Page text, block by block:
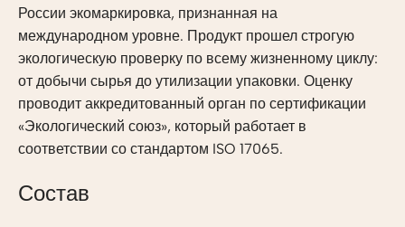
России экомаркировка, признанная на
международном уровне. Продукт прошел строгую
экологическую проверку по всему жизненному циклу:
от добычи сырья до утилизации упаковки. Оценку
проводит аккредитованный орган по сертификации
«Экологический союз», который работает в
соответствии со стандартом ISO 17065.
Состав